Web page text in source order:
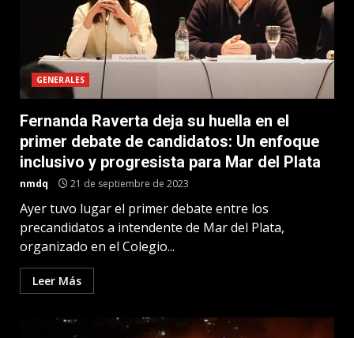
GENERALES
Fernanda Raverta deja su huella en el
primer debate de candidatos: Un enfoque
inclusivo y progresista para Mar del Plata
nmdq 21 de septiembre de 2023
Ayer tuvo lugar el primer debate entre los
precandidatos a intendente de Mar del Plata,
organizado en el Colegio...
Leer Más